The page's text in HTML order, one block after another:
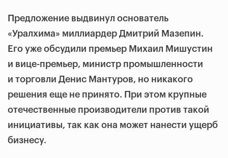
Предложение выдвинул основатель
«Уралхима» миллиардер Дмитрий Мазепин.
Его уже обсудили премьер Михаил Мишустин
и вице-премьер, министр промышленности
и торговли Денис Мантуров, но никакого
решения еще не принято. При этом крупные
отечественные производители против такой
инициативы, так как она может нанести ущерб
бизнесу.